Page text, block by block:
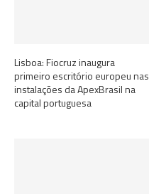
Lisboa: Fiocruz inaugura
primeiro escritório europeu nas
instalações da ApexBrasil na
capital portuguesa